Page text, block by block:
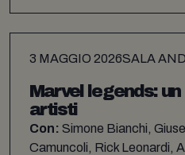
3 MAGGIO 2026SALA
Marvel legends:
artisti
Con: Simone Bianchi,
Camuncoli, Rick Leonardi,